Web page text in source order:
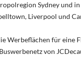
Sydney und
Liverpool und
Werbeflächen für eine
von